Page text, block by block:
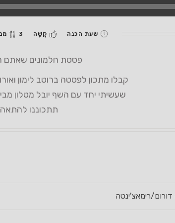
שעת הכנה קָשֶׁה 3 מנות
פסטת חלמונים שאתם
קבלו מתכון לפסטה ברוטב לימון
שעשיתי יחד עם השף יובל מטלון
תתכוננו
רימאצ'ינטה